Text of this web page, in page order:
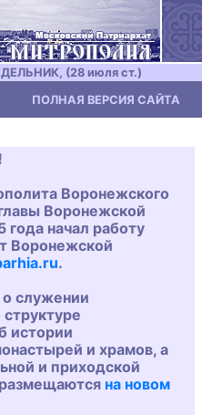
(28 июля ст.)
ПОЛНАЯ ВЕРСИЯ САЙТА
Воронежского
Воронежской
года начал работу
Воронежской
.
служении
истории
и храмов, а
и приходской
на новом